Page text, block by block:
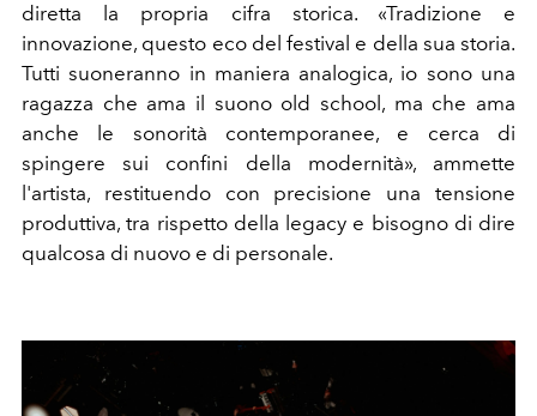
diretta la propria cifra storica. «Tradizione e
innovazione, questo eco del festival e della sua storia.
Tutti suoneranno in maniera analogica, io sono una
ragazza che ama il suono old school, ma che ama
anche le sonorità contemporanee, e cerca di
spingere sui confini della modernità», ammette
l'artista, restituendo con precisione una tensione
produttiva, tra rispetto della legacy e bisogno di dire
qualcosa di nuovo e di personale.